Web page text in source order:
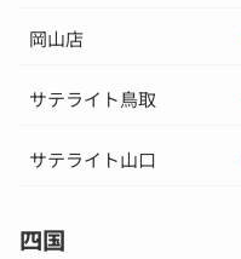
岡山店
サテライト鳥取
サテライト山口
四国